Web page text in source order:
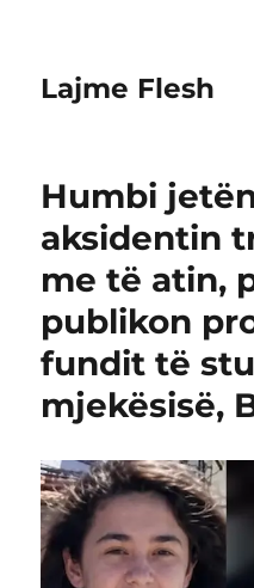
Lajme Flesh
Humbi
aksidentin
me të atin,
publikon
fundit të
mjekësisë,